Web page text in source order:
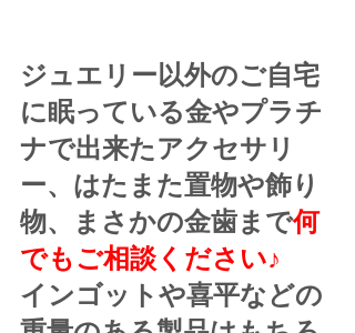
ジュエリー以外のご自宅
に眠っている金やプラチ
ナで出来たアクセサリ
ー、はたまた置物や飾り
物、まさかの金歯まで何
でもご相談ください♪
インゴットや喜平などの